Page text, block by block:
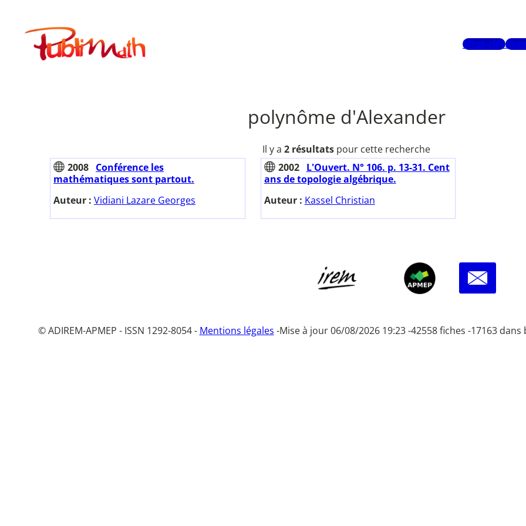
contenuPublimath
Mots-clés
polynôme d'Alexander
Il y a 2 résultats pour cette recherche
2008 Conférence les
mathématiques sont partout.
Auteur : Vidiani Lazare Georges
2002
L'Ouvert. N° 106. p. 13-31. Cent
ans de topologie algébrique.
Auteur : Kassel Christian
© ADIREM-APMEP - ISSN 1292-8054 - Mentions légales -Mise à jour 06/08/2026 19:23 -42558 fiches -17163